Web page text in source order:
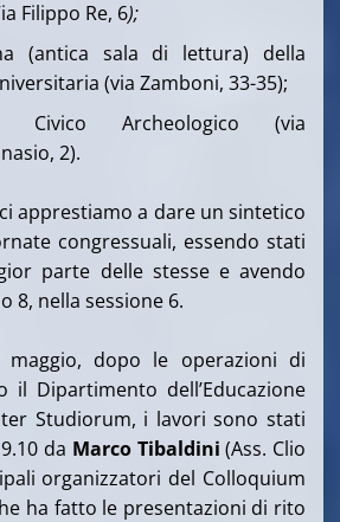
Filippo Re, 6);
(antica sala di lettura) della
(via Zamboni, 33-35);
Archeologico (via
2).
ci apprestiamo a dare un sintetico
congressuali, essendo stati
parte delle stesse e avendo
8, nella sessione 6.
dopo le operazioni di
il Dipartimento dell’Educazione
Studiorum, i lavori sono stati
da Marco Tibaldini (Ass. Clio
organizzatori del Colloquium
ha fatto le presentazioni di rito